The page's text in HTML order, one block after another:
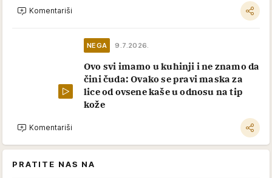
Komentariši
NEGA 9.7.2026.
Ovo svi imamo u kuhinji i ne znamo da
čini čuda: Ovako se pravi maska za
lice od ovsene kaše u odnosu na tip
kože
Komentariši
PRATITE NAS NA